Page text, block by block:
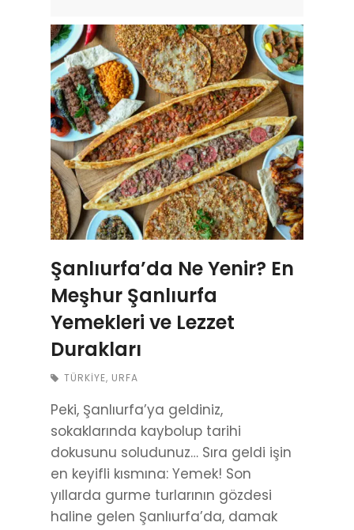
Şanlıurfa’da Ne Yenir? En
Meşhur Şanlıurfa
Yemekleri ve Lezzet
Durakları
TÜRKIYE, URFA
Peki, Şanlıurfa’ya geldiniz,
sokaklarında kaybolup tarihi
dokusunu soludunuz… Sıra geldi işin
en keyifli kısmına: Yemek! Son
yıllarda gurme turlarının gözdesi
haline gelen Şanlıurfa’da, damak